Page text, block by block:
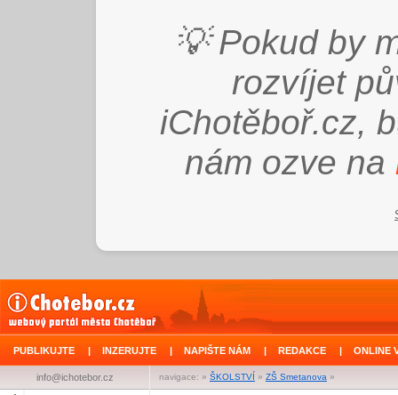
💡 Pokud by
rozvíjet
iChotěboř.cz,
nám ozve na
PUBLIKUJTE | INZERUJTE | NAPIŠTE NÁM | REDAKCE | ONLINE
navigace: » ŠKOLSTVÍ » ZŠ Smetanova »
info@ichotebor.cz